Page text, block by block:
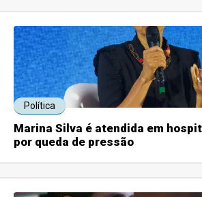
Política
Marina Silva é atendida em
por queda de pressão